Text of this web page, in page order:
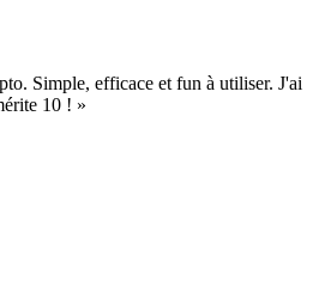
Simple, efficace et fun à utiliser. J'ai
10 ! »